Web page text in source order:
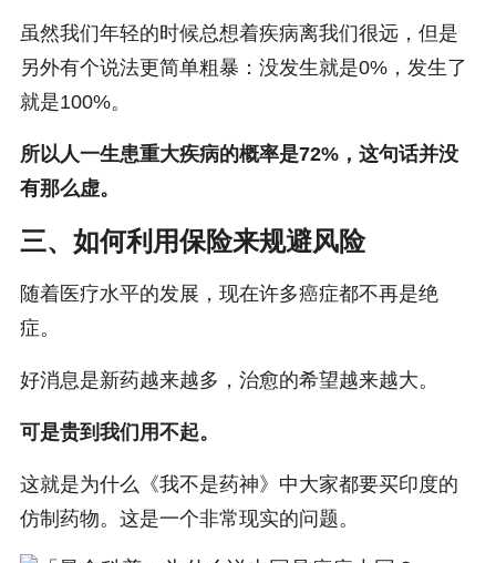
虽然我们年轻的时候总想着疾病离我们很远，但是
另外有个说法更简单粗暴：没发生就是0%，发生了
就是100%。
所以人一生患重大疾病的概率是72%，这句话并没
有那么虚。
三、如何利用保险来规避风险
随着医疗水平的发展，现在许多癌症都不再是绝
症。
好消息是新药越来越多，治愈的希望越来越大。
可是贵到我们用不起。
这就是为什么《我不是药神》中大家都要买印度的
仿制药物。这是一个非常现实的问题。